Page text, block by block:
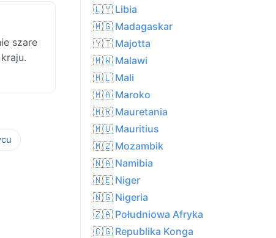
szare
🇱🇾 Libia
🇲🇬 Madagaskar
🇾🇹 Majotta
🇲🇼 Malawi
🇲🇱 Mali
🇲🇦 Maroko
🇲🇷 Mauretania
🇲🇺 Mauritius
🇲🇿 Mozambik
🇳🇦 Namibia
🇳🇪 Niger
🇳🇬 Nigeria
🇿🇦 Południowa Afryka
🇨🇬 Republika Konga